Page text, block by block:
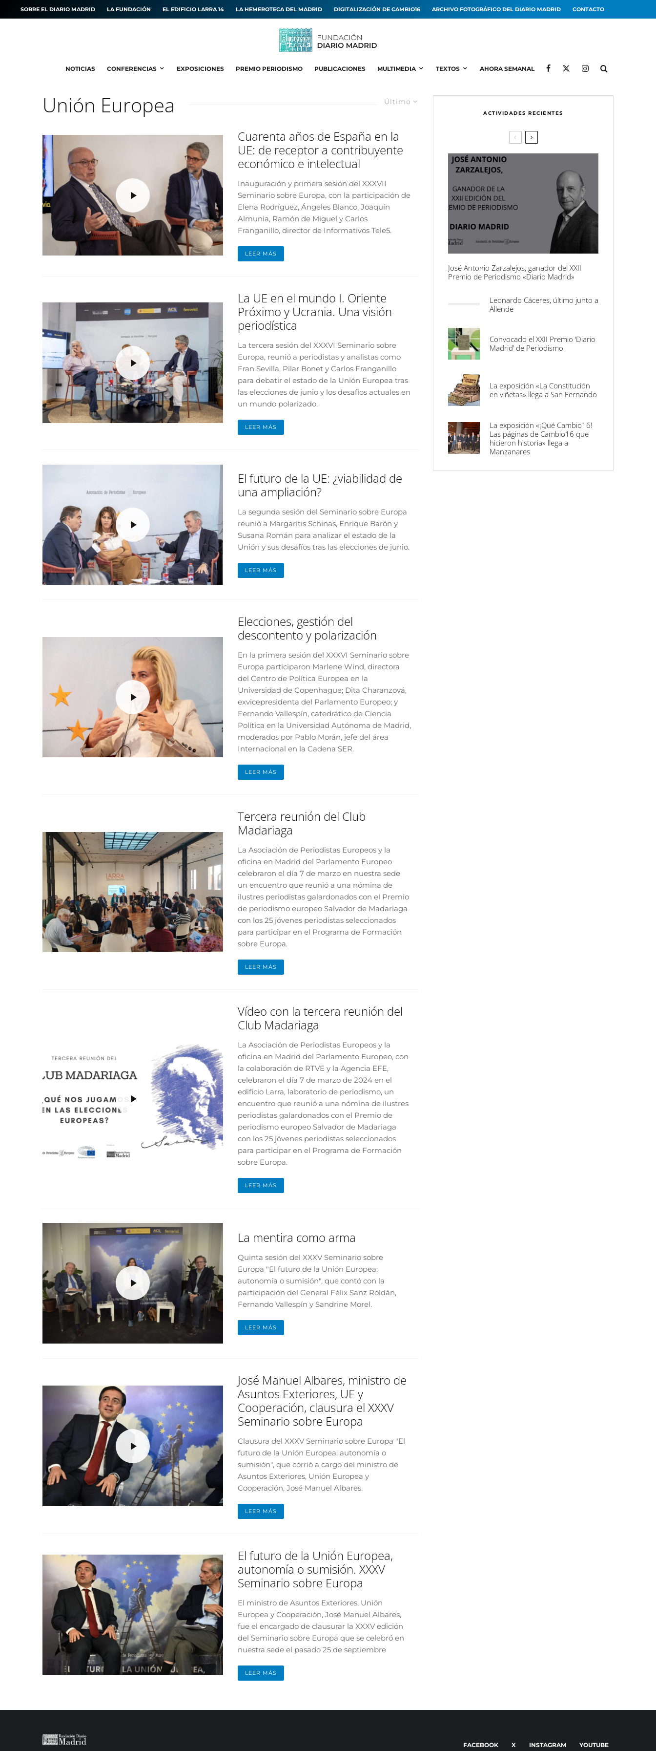
SOBRE EL DIARIO MADRID LA FUNDACIÓN EL EDIFICIO LARRA 14 LA HEMEROTECA DEL MADRID DIGITALIZACIÓN DE CAMBIO16 ARCHIVO FOTOGRÁFICO DEL DIARIO MADRID CONTACTO
NOTICIAS CONFERENCIAS EXPOSICIONES PREMIO PERIODISMO PUBLICACIONES MULTIMEDIA TEXTOS AHORA SEMANAL
Último
Unión Europea
Cuarenta años de España en la
UE: de receptor a contribuyente
económico e intelectual
Inauguración y primera sesión del XXXVII
Seminario sobre Europa, con la participación de
Elena Rodríguez, Ángeles Blanco, Joaquín
Almunia, Ramón de Miguel y Carlos
Franganillo, director de Informativos Tele5.
LEER MÁS
La UE en el mundo I. Oriente
Próximo y Ucrania. Una visión
periodística
La tercera sesión del XXXVI Seminario sobre
Europa, reunió a periodistas y analistas como
Fran Sevilla, Pilar Bonet y Carlos Franganillo
para debatir el estado de la Unión Europea tras
las elecciones de junio y los desafíos actuales en
un mundo polarizado.
LEER MÁS
El futuro de la UE: ¿viabilidad de
una ampliación?
La segunda sesión del Seminario sobre Europa
reunió a Margaritis Schinas, Enrique Barón y
Susana Román para analizar el estado de la
Unión y sus desafíos tras las elecciones de junio.
LEER MÁS
Elecciones, gestión del
descontento y polarización
En la primera sesión del XXXVI Seminario sobre
Europa participaron Marlene Wind, directora
del Centro de Política Europea en la
Universidad de Copenhague; Dita Charanzová,
exvicepresidenta del Parlamento Europeo; y
Fernando Vallespín, catedrático de Ciencia
Política en la Universidad Autónoma de Madrid,
moderados por Pablo Morán, jefe del área
Internacional en la Cadena SER.
LEER MÁS
Tercera reunión del Club
Madariaga
La Asociación de Periodistas Europeos y la
oficina en Madrid del Parlamento Europeo
celebraron el día 7 de marzo en nuestra sede
un encuentro que reunió a una nómina de
ilustres periodistas galardonados con el Premio
de periodismo europeo Salvador de Madariaga
con los 25 jóvenes periodistas seleccionados
para participar en el Programa de Formación
sobre Europa.
LEER MÁS
Vídeo con la tercera reunión del
Club Madariaga
La Asociación de Periodistas Europeos y la
oficina en Madrid del Parlamento Europeo, con
la colaboración de RTVE y la Agencia EFE,
celebraron el día 7 de marzo de 2024 en el
edificio Larra, laboratorio de periodismo, un
encuentro que reunió a una nómina de ilustres
periodistas galardonados con el Premio de
periodismo europeo Salvador de Madariaga
con los 25 jóvenes periodistas seleccionados
para participar en el Programa de Formación
sobre Europa.
LEER MÁS
La mentira como arma
Quinta sesión del XXXV Seminario sobre
Europa "El futuro de la Unión Europea:
autonomía o sumisión", que contó con la
participación del General Félix Sanz Roldán,
Fernando Vallespín y Sandrine Morel.
LEER MÁS
José Manuel Albares, ministro de
Asuntos Exteriores, UE y
Cooperación, clausura el XXXV
Seminario sobre Europa
Clausura del XXXV Seminario sobre Europa "El
futuro de la Unión Europea: autonomía o
sumisión", que corrió a cargo del ministro de
Asuntos Exteriores, Unión Europea y
Cooperación, José Manuel Albares.
LEER MÁS
El futuro de la Unión Europea,
autonomía o sumisión. XXXV
Seminario sobre Europa
El ministro de Asuntos Exteriores, Unión
Europea y Cooperación, José Manuel Albares,
fue el encargado de clausurar la XXXV edición
del Seminario sobre Europa que se celebró en
nuestra sede el pasado 25 de septiembre
LEER MÁS
ACTIVIDADES RECIENTES
José Antonio Zarzalejos, ganador del XXII
Premio de Periodismo «Diario Madrid»
Leonardo Cáceres, último junto a
Allende
Convocado el XXII Premio ‘Diario
Madrid’ de Periodismo
La exposición «La Constitución
en viñetas» llega a San Fernando
La exposición «¡Qué Cambio16!
Las páginas de Cambio16 que
hicieron historia» llega a
Manzanares
FACEBOOK X INSTAGRAM YOUTUBE